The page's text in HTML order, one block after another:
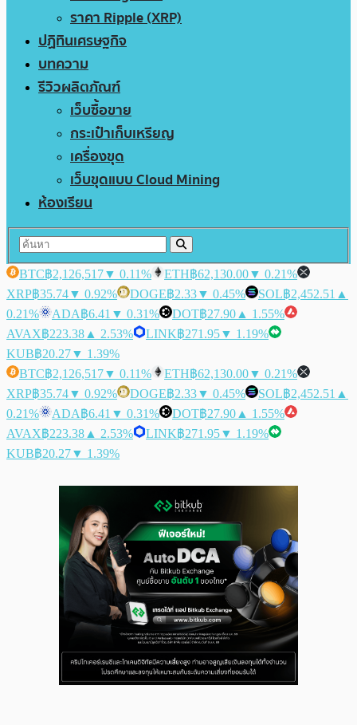
ราคา Ripple (XRP)
ปฏิทินเศรษฐกิจ
บทความ
รีวิวผลิตภัณฑ์
เว็บซื้อขาย
กระเป๋าเก็บเหรียญ
เครื่องขุด
เว็บขุดแบบ Cloud Mining
ห้องเรียน
BTC฿2,126,517▼ 0.11% ETH฿62,130.00▼ 0.21%
XRP฿35.74▼ 0.92% DOGE฿2.33▼ 0.45% SOL฿2,452.51 ▲
0.21%
ADA฿6.41 ▼ 0.31% DOT฿27.90 ▲ 1.55%
AVAX฿223.38 ▲ 2.53% LINK฿271.95▼ 1.19%
KUB฿20.27▼ 1.39%
BTC฿2,126,517▼ 0.11% ETH฿62,130.00▼ 0.21%
XRP฿35.74▼ 0.92% DOGE฿2.33▼ 0.45% SOL฿2,452.51 ▲
0.21%
ADA฿6.41 ▼ 0.31% DOT฿27.90 ▲ 1.55%
AVAX฿223.38 ▲ 2.53% LINK฿271.95▼ 1.19%
KUB฿20.27▼ 1.39%